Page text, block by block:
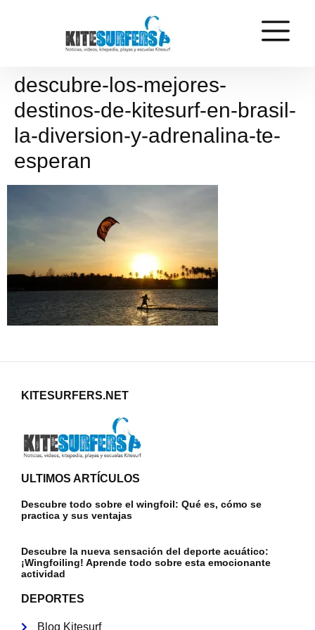
descubre-los-mejores-
destinos-de-kitesurf-en-brasil-
la-diversion-y-adrenalina-te-
esperan
KITESURFERS.NET
ULTIMOS ARTÍCULOS
Descubre todo sobre el wingfoil: Qué es, cómo se
practica y sus ventajas
Descubre la nueva sensación del deporte acuático:
¡Wingfoiling! Aprende todo sobre esta emocionante
actividad
DEPORTES
Blog Kitesurf